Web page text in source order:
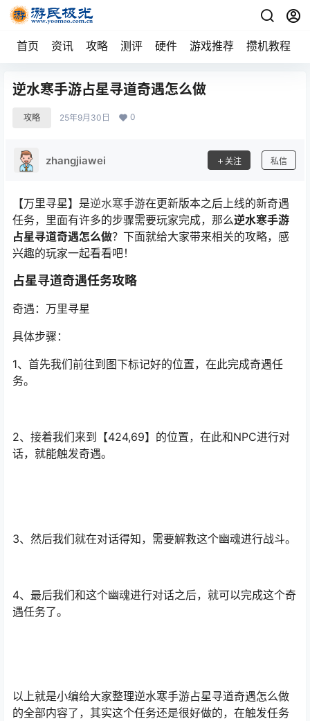
首页 资讯 攻略 测评 硬件 游戏推荐 攒机教程
逆水寒手游占星寻道奇遇怎么做
攻略 25年9月30日 0
zhangjiawei 关注 私信
【万里寻星】是逆水寒手游在更新版本之后上线的新奇遇
任务，里面有许多的步骤需要玩家完成，那么逆水寒手游
占星寻道奇遇怎么做？下面就给大家带来相关的攻略，感
兴趣的玩家一起看看吧！
占星寻道奇遇任务攻略
奇遇：万里寻星
具体步骤：
1、首先我们前往到图下标记好的位置，在此完成奇遇任
务。
2、接着我们来到【424,69】的位置，在此和NPC进行对
话，就能触发奇遇。
3、然后我们就在对话得知，需要解救这个幽魂进行战斗。
4、最后我们和这个幽魂进行对话之后，就可以完成这个奇
遇任务了。
以上就是小编给大家整理逆水寒手游占星寻道奇遇怎么做
的全部内容了，其实这个任务还是很好做的，在触发任务